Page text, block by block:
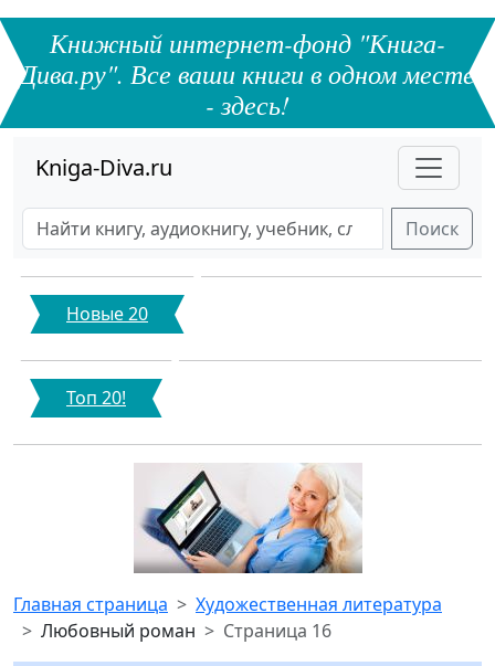
Книжный интернет-фонд "Книга-
Дива.ру". Все ваши книги в одном месте
- здесь!
Kniga-Diva.ru
Поиск
Новые 20
Топ 20!
Главная страница
Художественная литература
Любовный роман
Страница 16